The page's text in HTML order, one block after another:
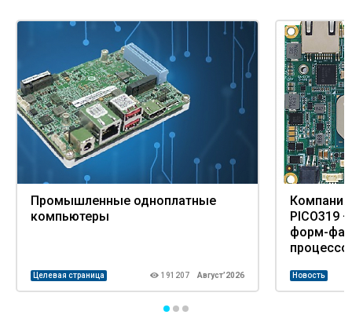
Промышленные одноплатные
компьютеры
Целевая страница 191207 Август’2026
PICO319
форм-
Новость